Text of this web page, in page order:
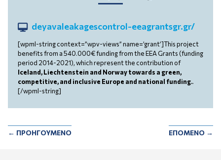
deyavaleakagescontrol-eeagrantsgr.gr/
[wpml-string context=”wpv-views” name=’grant’]This project
benefits from a 540.000€ funding from the EEA Grants (funding
period 2014-2021), which represent the contribution of
Iceland, Liechtenstein and Norway towards a green,
competitive, and inclusive Europe and national funding..
[/wpml-string]
← ΠΡΟΗΓΟΥΜΕΝΟ ΕΠΟΜΕΝΟ →